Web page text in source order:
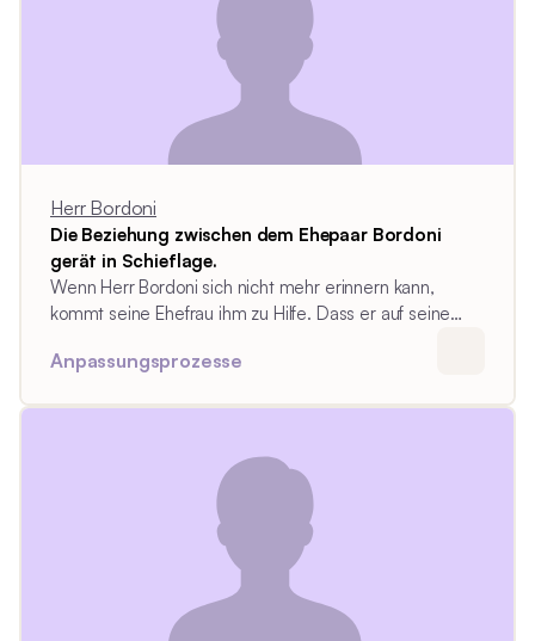
Herr Bordoni
Die Beziehung zwischen dem Ehepaar Bordoni
gerät in Schieflage.
Wenn Herr Bordoni sich nicht mehr erinnern kann,
kommt seine Ehefrau ihm zu Hilfe. Dass er auf seine
problematisch. Die Beziehung gerät in Schieflage.
Anpassungsprozesse